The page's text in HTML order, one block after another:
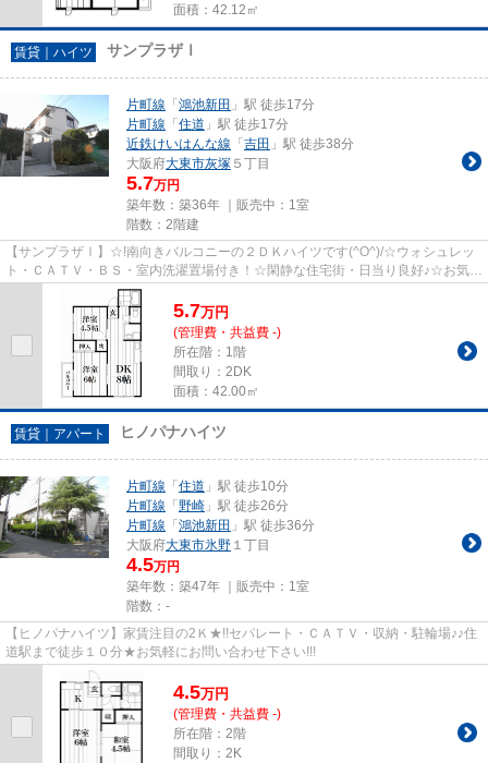
面積：42.12㎡
賃貸｜ハイツ サンプラザⅠ
片町線 「 鴻池新田 」駅 徒歩17分
片町線 「 住道 」駅 徒歩17分
近鉄けいはんな線 「 吉田 」駅 徒歩38分
大阪府大東市灰塚 ５丁目
5.7万円
築年数：築36年 ｜販売中： 1室
階数：2階建
【サンプラザⅠ】☆!南向きバルコニーの２ＤＫハイツです(^O^)/☆ウォシュレッ
ト・ＣＡＴＶ・ＢＳ・室内洗濯置場付き！☆閑静な住宅街・日当り良好♪☆お気軽
にお問い合わせ下さい！！
5.7万円
(管理費・共益費 -)
所在階：1階
間取り：2DK
面積：42.00㎡
賃貸｜アパート ヒノパナハイツ
片町線 「 住道 」駅 徒歩10分
片町線 「 野崎 」駅 徒歩26分
片町線 「 鴻池新田 」駅 徒歩36分
大阪府大東市氷野 １丁目
4.5万円
築年数：築47年 ｜販売中： 1室
階数：-
【ヒノパナハイツ】家賃注目の2Ｋ★!!セパレート・ＣＡＴＶ・収納・駐輪場♪♪住
道駅まで徒歩１０分★お気軽にお問い合わせ下さい!!!
4.5万円
(管理費・共益費 -)
所在階：2階
間取り：2K